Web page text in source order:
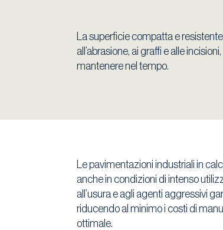
La superficie compatta e
all’abrasione, ai graffi e alle
mantenere nel tempo.
Le pavimentazioni industriali in
anche in condizioni di intenso
all’usura e agli agenti aggressivi
riducendo al minimo i costi di
ottimale.